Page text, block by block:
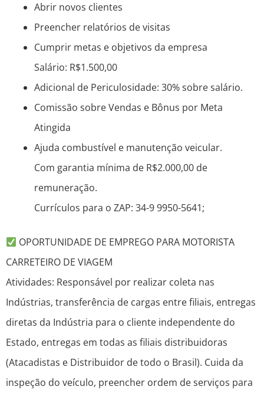
Abrir novos clientes
Preencher relatórios de visitas
Cumprir metas e objetivos da empresa
Salário: R$1.500,00
Adicional de Periculosidade: 30% sobre salário.
Comissão sobre Vendas e Bônus por Meta
Atingida
Ajuda combustível e manutenção veicular.
Com garantia mínima de R$2.000,00 de
remuneração.
Currículos para o ZAP: 34-9 9950-5641;
OPORTUNIDADE DE EMPREGO PARA MOTORISTA
CARRETEIRO DE VIAGEM
Atividades: Responsável por realizar coleta nas
Indústrias, transferência de cargas entre filiais, entregas
diretas da Indústria para o cliente independente do
Estado, entregas em todas as filiais distribuidoras
(Atacadistas e Distribuidor de todo o Brasil). Cuida da
inspeção do veículo, preencher ordem de serviços para